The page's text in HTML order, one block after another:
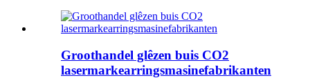
Groothandel glêzen buis CO2
lasermarkearringsmasinefabrikanten